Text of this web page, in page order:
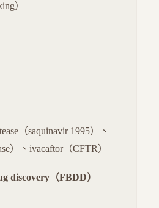
）
（saquinavir 1995）、
）、ivacaftor（CFTR）
discovery（FBDD）